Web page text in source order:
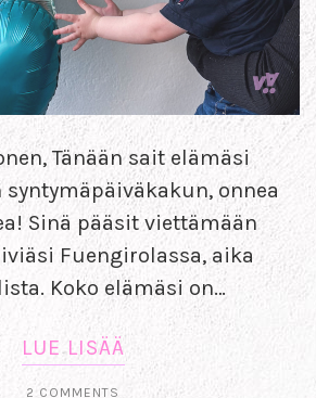
Tänään sait elämäsi
onnea
Sinä pääsit viettämään
Fuengirolassa, aika
Koko elämäsi on…
LUE LISÄÄ
2 COMMENTS